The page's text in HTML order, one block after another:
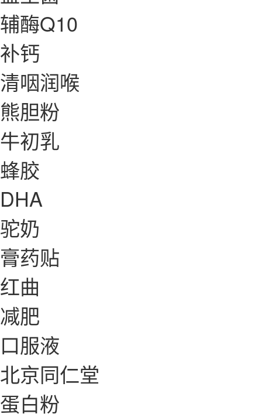
辅酶Q10
补钙
清咽润喉
熊胆粉
牛初乳
蜂胶
DHA
驼奶
膏药贴
红曲
减肥
口服液
北京同仁堂
蛋白粉